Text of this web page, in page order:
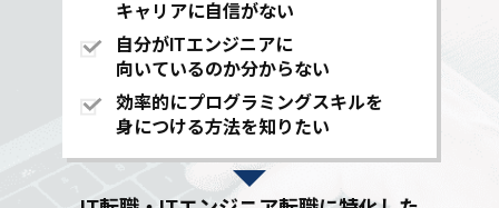
キャリアに自信がない
自分がITエンジニアに
向いているのか分からない
効率的にプログラミングスキルを
身につける方法を知りたい